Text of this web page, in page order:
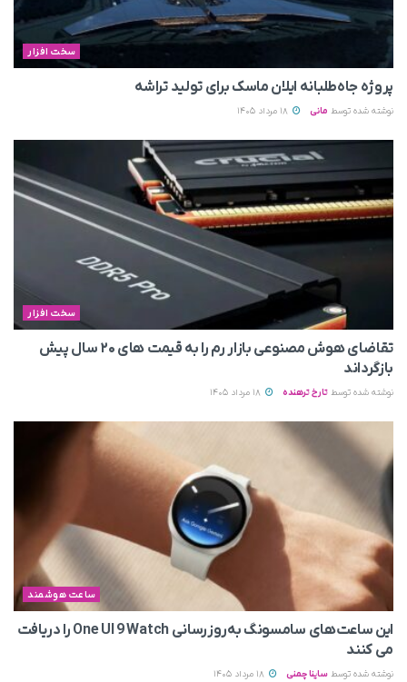
سخت افزار
پروژه جاه‌طلبانه ایلان ماسک برای تولید تراشه
نوشته شده توسط مانی
سخت افزار
تقاضای هوش مصنوعی بازار رم را به قیمت های ۲۰ سال پیش
بازگرداند
نوشته شده توسط تارخ ترهنده
ساعت هوشمند
این ساعت‌های سامسونگ به‌روزرسانی One UI 9 Watch را دریافت
می کنند
نوشته شده توسط ساینا چمنی